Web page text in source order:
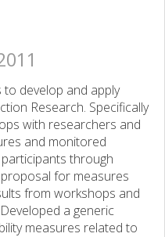
develop and apply
Research. Specifically
with researchers and
and monitored
through
for measures
from workshops and
a generic
measures related to